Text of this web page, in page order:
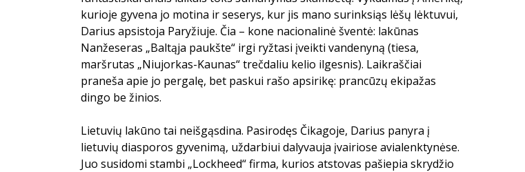
kurioje gyvena jo motina ir seserys, kur jis mano surinksiąs lėšų lėktuvui,
Darius apsistoja Paryžiuje. Čia – kone nacionalinė šventė: lakūnas
Nanžeseras „Baltąja paukšte“ irgi ryžtasi įveikti vandenyną (tiesa,
maršrutas „Niujorkas-Kaunas“ trečdaliu kelio ilgesnis). Laikraščiai
praneša apie jo pergalę, bet paskui rašo apsirikę: prancūzų ekipažas
dingo be žinios.
Lietuvių lakūno tai neišgąsdina. Pasirodęs Čikagoje, Darius panyra į
lietuvių diasporos gyvenimą, uždarbiui dalyvauja įvairiose avialenktynėse.
Juo susidomi stambi „Lockheed“ firma, kurios atstovas pašiepia skrydžio